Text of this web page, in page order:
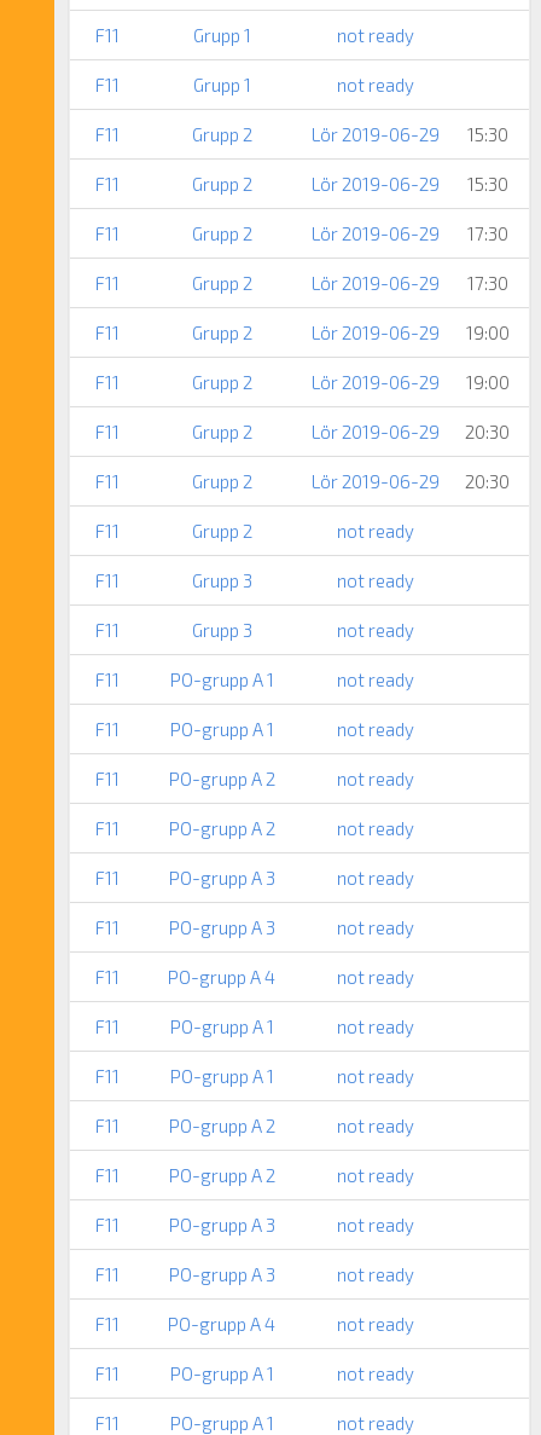
F11 Grupp 1 not ready
F11 Grupp 1 not ready
F11 Grupp 2 Lör 2019-06-29 15:30
F11 Grupp 2 Lör 2019-06-29 15:30
F11 Grupp 2 Lör 2019-06-29 17:30
F11 Grupp 2 Lör 2019-06-29 17:30
F11 Grupp 2 Lör 2019-06-29 19:00
F11 Grupp 2 Lör 2019-06-29 19:00
F11 Grupp 2 Lör 2019-06-29 20:30
F11 Grupp 2 Lör 2019-06-29 20:30
F11 Grupp 2 not ready
F11 Grupp 3 not ready
F11 Grupp 3 not ready
F11 PO-grupp A 1 not ready
F11 PO-grupp A 1 not ready
F11 PO-grupp A 2 not ready
F11 PO-grupp A 2 not ready
F11 PO-grupp A 3 not ready
F11 PO-grupp A 3 not ready
F11 PO-grupp A 4 not ready
F11 PO-grupp A 1 not ready
F11 PO-grupp A 1 not ready
F11 PO-grupp A 2 not ready
F11 PO-grupp A 2 not ready
F11 PO-grupp A 3 not ready
F11 PO-grupp A 3 not ready
F11 PO-grupp A 4 not ready
F11 PO-grupp A 1 not ready
F11 PO-grupp A 1 not ready